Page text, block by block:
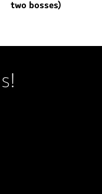
two bosses)